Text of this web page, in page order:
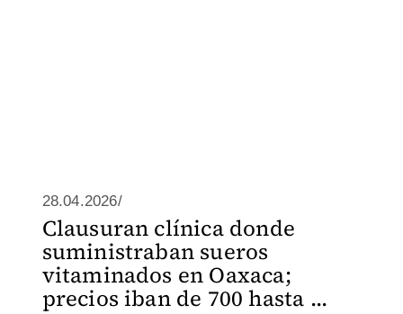
28.04.2026/
Clausuran clínica donde
suministraban sueros
vitaminados en Oaxaca;
precios iban de 700 hasta ...